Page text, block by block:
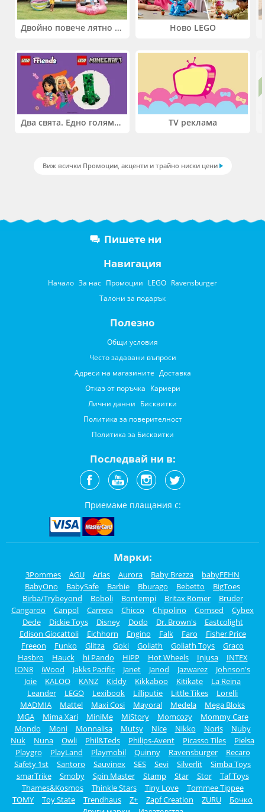
Двойно повече лятно забавление! Купи 2 продукта INTEX и вземи -33%
Два свята. Едно голямо приключение. Купи 2 продукта LEGO® Friends и/или LEGO® Minecraft и вземи -27%
Ново LEGO
TV реклама
Виж всички Промоции, акценти и трайно ниски цени
Пишете ни
Навигация
Начало За нас Промоции LEGO Ravensburger
Талони за подарък
Полезно
Общи условия
Често задавани въпроси
Адреси на магазините Доставка
Отказ от поръчка Кариери
Лични данни Бисквитки
Политика за поверителност
Политика за Бисквитки
Последвай ни в:
Приемаме плащания с:
Марки:
3Pommes AGU Arias Aurora Baby Brezza
babyFEHN
BabyOno
BabySafe Barbie Bburago Bebetto
BigToes
Birba/Trybeyond
Boboli Bontempi Britax Römer
Bruder
Cangaroo
Canpol Carrera Chicco Chipolino Comsed
Cybex
Dede
Dickie Toys Disney Dodo Dr. Brown's
Eastcolight
Edison Giocattoli
Eichhorn Engino Falk Faro
Fisher Price
Freeon
Funko Glitza Goki Goliath Goliath Toys
Graco
Hasbro
Hauck hi Pando HiPP Hot Wheels Injusa
INTEX
ION8
iWood Jakks Pacific Janet Janod Jazwarez
Johnson's
Joie
KALOO KANZ Kiddy Kikkaboo Kitikate
La Reina
Leander
LEGO Lexibook Lilliputie Little Tikes
Lorelli
MADMIA
Mattel Maxi Cosi Mayoral Medela
Mega Bloks
MGA
Mima Xari MiniMe MiStory Momcozy
Mommy Care
Mondo
Moni Monnalisa Mutsy Nice Nikko Noris
Nuby
Nuk
Nuna Owli Phil&Teds Philips-Avent Picasso Tiles
Pielsa
Playgro
PlayLand Playmobil Quinny Ravensburger
Recaro
Safety 1st
Santoro Sauvinex SES Sevi Silverlit
Simba Toys
smarTrike
Smoby Spin Master Stamp Star Stor
Taf Toys
Thames&Kosmos
Thinkle Stars Tiny Love
Tommee Tippee
TOMY
Toy State Trendhaus Z+ Zapf Creation ZURU
Бочко